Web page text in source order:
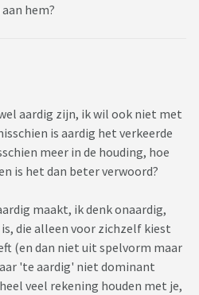
hem?
aardig zijn, ik wil ook niet met
is aardig het verkeerde
meer in de houding, hoe
is het dan beter verwoord?
maakt, ik denk onaardig,
die alleen voor zichzelf kiest
(en dan niet uit spelvorm maar
'te aardig' niet dominant
veel rekening houden met je,